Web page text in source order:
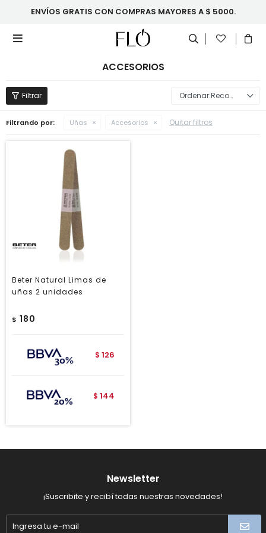
ENVÍOS GRATIS CON COMPRAS MAYORES A $ 5000.

ACCESORIOS
Recomendados
Filtrando por: Uñas Accesorios Quitar filtros
Beter Natural Limas de
uñas 2 unidades
$ 180
$ 126
$ 144
Newsletter
¡Suscribite y recibí todas nuestras novedades!